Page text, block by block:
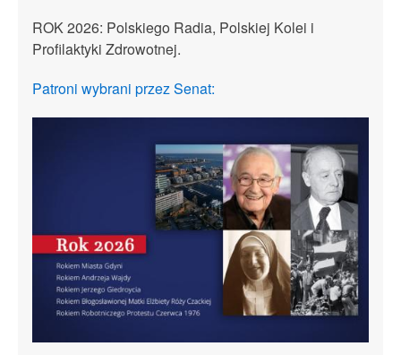
ROK 2026: Polskiego Radia, Polskiej Kolei i
Profilaktyki Zdrowotnej.
Patroni wybrani przez Senat: